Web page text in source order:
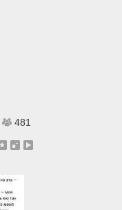
481